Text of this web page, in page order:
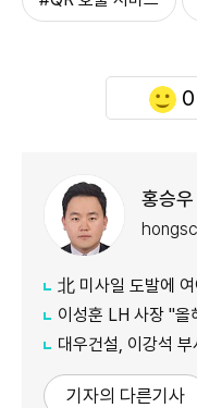
0
홍승
北 미사일 도발에 여
이성훈 LH 사장 "올해 '공
대우건설, 이강석 부
기자의 다른기사